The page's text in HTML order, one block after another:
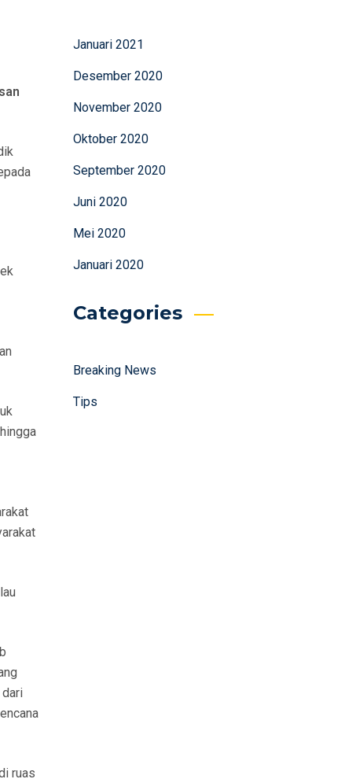
ruas
Januari 2021
Desember 2020
November 2020
Oktober 2020
September 2020
Juni 2020
Mei 2020
Januari 2020
Categories
Breaking News
Tips